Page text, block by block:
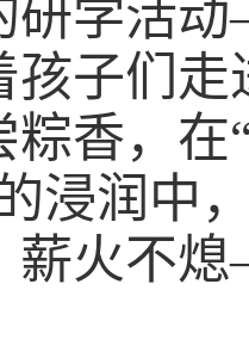
研学活
孩子们
粽香，
浸润中
薪火不